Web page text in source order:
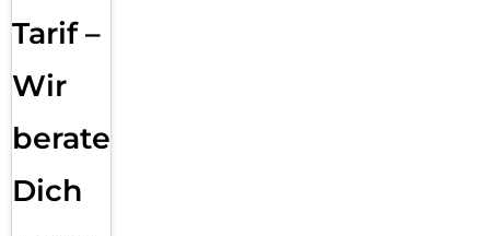
Tarif –
Wir
beraten
Dich